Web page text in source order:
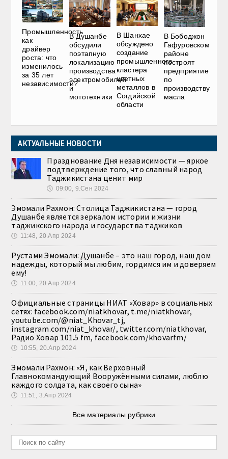
Промышленность
как
драйвер
роста: что
изменилось
за 35 лет
независимости?
В Душанбе
обсудили
поэтапную
локализацию
производства
электромобилей
и
мототехники
В Шанхае
обсуждено
создание
промышленного
кластера
цветных
металлов в
Согдийской
области
В Бободжон
Гафуровском
районе
построят
предприятие
по
производству
масла
АКТУАЛЬНЫЕ НОВОСТИ
Празднование Дня независимости — яркое
подтверждение того, что славный народ
Таджикистана ценит мир
🕔 09:00, 9.Сен 2024
Эмомали Рахмон: Столица Таджикистана — город
Душанбе является зеркалом истории и жизни
таджикского народа и государства таджиков
🕔 11:48, 20.Апр 2024
Рустами Эмомали: Душанбе – это наш город, наш дом
надежды, который мы любим, гордимся им и доверяем
ему!
🕔 11:00, 20.Апр 2024
Официальные страницы НИАТ «Ховар» в социальных
сетях: facebook.com/niatkhovar, t.me/niatkhovar,
youtube.com/@niat_Khovar_tj,
instagram.com/niat_khovar/, twitter.com/niatkhovar,
Радио Ховар 101.5 fm, facebook.com/khovarfm/
🕔 10:55, 20.Апр 2024
Эмомали Рахмон: «Я, как Верховный
Главнокомандующий Вооружёнными силами, люблю
каждого солдата, как своего сына»
🕔 11:51, 3.Апр 2024
Все материалы рубрики